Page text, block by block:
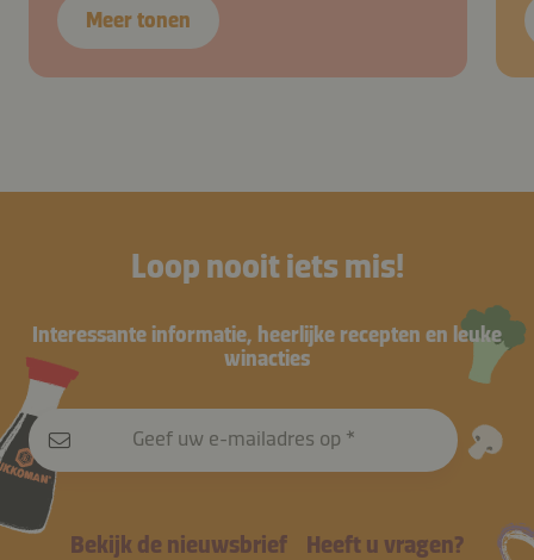
Meer tonen
Loop nooit iets mis!
Interessante informatie, heerlijke recepten en leuke
winacties
Geef uw e-mailadres op
Bekijk de nieuwsbrief Heeft u vragen?